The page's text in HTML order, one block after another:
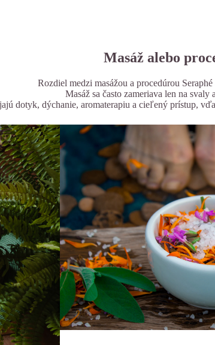
Masáž alebo
Rozdiel medzi masážou a procedúrou
Masáž sa často zameriava len na svaly
dotyk, dýchanie, aromaterapiu a cieľený prístup,